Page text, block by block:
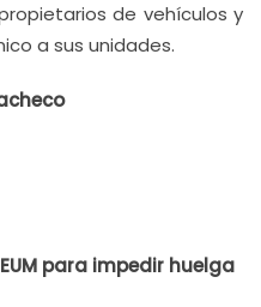
de vehículos y
a sus unidades.
para impedir huelga